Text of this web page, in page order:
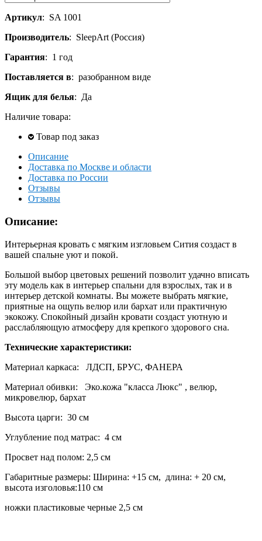
Артикул: SA 1001
Производитель: SleepArt (Россия)
Гарантия: 1 год
Поставляется в: разобранном виде
Ящик для белья: Да
Наличие товара:
Товар под заказ
Описание
Доставка по Москве и области
Доставка по России
Отзывы
Отзывы
Описание:
Интерьерная кровать с мягким изгловьем Сития создаст в
вашей спальне уют и покой.
Большой выбор цветовых решений позволит удачно вписать
эту модель как в интерьер спальни для взрослых, так и в
интерьер детской комнаты. Вы можете выбрать мягкие,
приятные на ощупь велюр или бархат или практичную
экокожу. Спокойный дизайн кровати создаст уютную и
расслабляющую атмосферу для крепкого здорового сна.
Технические характеристики:
Материал каркаса: ЛДСП, БРУС, ФАНЕРА
Материал обивки: Эко.кожа "класса Люкс" , велюр,
микровелюр, бархат
Высота царги: 30 см
Углубление под матрас: 4 см
Просвет над полом: 2,5 см
Габаритные размеры: Ширина: +15 см, длина: + 20 см,
высота изголовья:110 см
ножки пластиковые черные 2,5 см